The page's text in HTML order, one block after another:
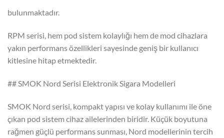
bulunmaktadır.
RPM serisi, hem pod sistem kolaylığı hem de mod cihazlara
yakın performans özellikleri sayesinde geniş bir kullanıcı
kitlesine hitap etmektedir.
## SMOK Nord Serisi Elektronik Sigara Modelleri
SMOK Nord serisi, kompakt yapısı ve kolay kullanımı ile öne
çıkan pod sistem cihaz ailelerinden biridir. Küçük boyutuna
rağmen güçlü performans sunması, Nord modellerinin tercih